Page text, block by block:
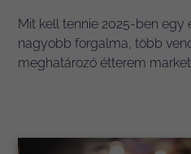
Mit kell tennie 2025-ben egy
nagyobb forgalma, több
meghatározó étterem